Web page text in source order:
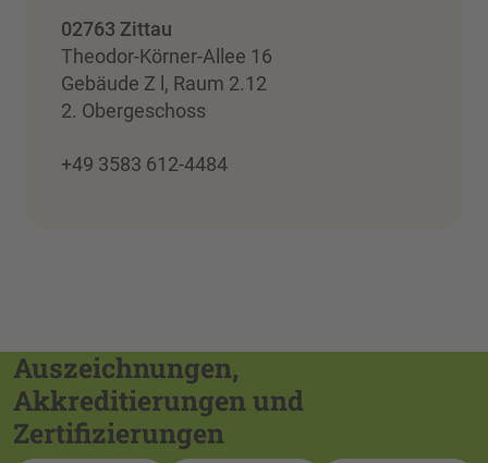
02763 Zittau
Theodor-Körner-Allee 16
Gebäude Z l, Raum 2.12
2. Obergeschoss
+49 3583 612-4484
Auszeichnungen,
Akkreditierungen und
Zertifizierungen